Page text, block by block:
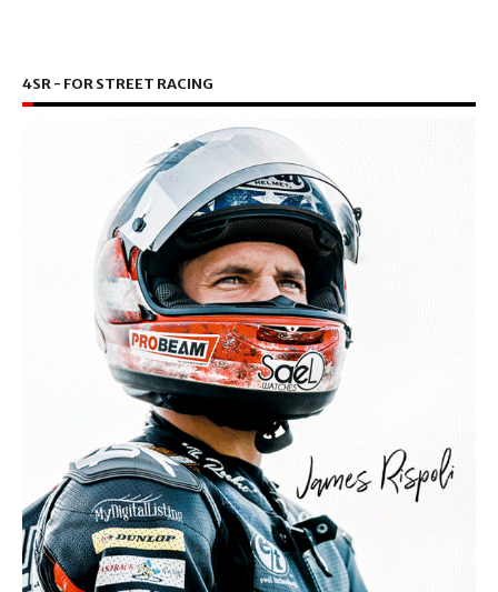
4SR - FOR STREET RACING